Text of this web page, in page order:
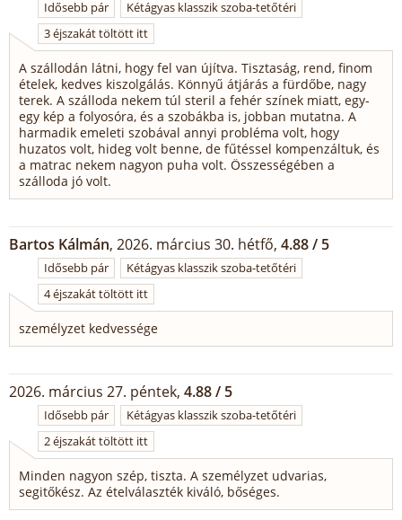
Idősebb pár
Kétágyas klasszik szoba-tetőtéri
3 éjszakát töltött itt
A szállodán látni, hogy fel van újítva. Tisztaság, rend, finom
ételek, kedves kiszolgálás. Könnyű átjárás a fürdőbe, nagy
terek. A szálloda nekem túl steril a fehér színek miatt, egy-
egy kép a folyosóra, és a szobákba is, jobban mutatna. A
harmadik emeleti szobával annyi probléma volt, hogy
huzatos volt, hideg volt benne, de fűtéssel kompenzáltuk, és
a matrac nekem nagyon puha volt. Összességében a
szálloda jó volt.
Bartos Kálmán, 2026. március 30. hétfő, 4.88 / 5
Idősebb pár
Kétágyas klasszik szoba-tetőtéri
4 éjszakát töltött itt
személyzet kedvessége
2026. március 27. péntek, 4.88 / 5
Idősebb pár
Kétágyas klasszik szoba-tetőtéri
2 éjszakát töltött itt
Minden nagyon szép, tiszta. A személyzet udvarias,
segitőkész. Az ételválaszték kiváló, bőséges.